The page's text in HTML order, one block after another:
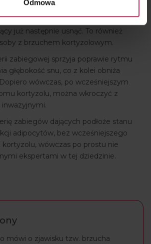
Odmowa
istotne w przypadku tzw. teamu trzeciej
ludzie wybudzający się bardzo
już następnie usnąć. To również
z brzuchem kortyzolowym.
zabiegowej sprzyja poprawie rytmu
głębokość snu, co z kolei obniża
wówczas, po wcześniejszym
kortyzolu, można wkroczyć z
zabiegów dających podłoże stanu
adipocytów, bez wcześniejszego
wówczas po prostu nie
ekspertami w tej dziedzinie.
mówi o zjawisku tzw. brzucha